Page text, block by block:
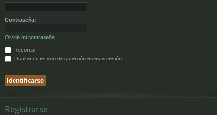
d
Contraseña:
Olvidé mi contraseña
Recordar
Ocultar mi estado de conexión en esta sesión
Registrarse